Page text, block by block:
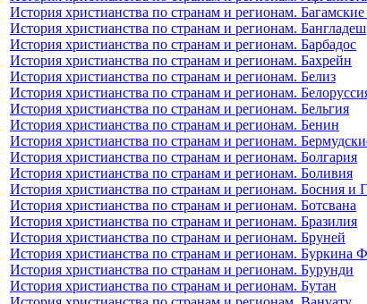
История христианства по странам и регионам. Багамские
История христианства по странам и регионам. Бангладеш
История христианства по странам и регионам. Барбадос
История христианства по странам и регионам. Бахрейн
История христианства по странам и регионам. Белиз
История христианства по странам и регионам.
История христианства по странам и регионам. Бельгия
История христианства по странам и регионам. Бенин
История христианства по странам и регионам.
История христианства по странам и регионам. Болгария
История христианства по странам и регионам. Боливия
История христианства по странам и регионам. Босния и
История христианства по странам и регионам. Ботсвана
История христианства по странам и регионам. Бразилия
История христианства по странам и регионам. Бруней
История христианства по странам и регионам. Буркина
История христианства по странам и регионам. Бурунди
История христианства по странам и регионам. Бутан